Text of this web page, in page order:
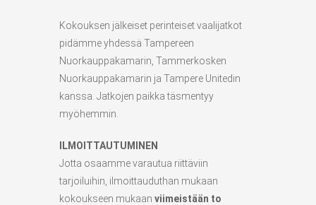
Kokouksen jälkeiset perinteiset vaalijatkot
pidämme yhdessä Tampereen
Nuorkauppakamarin, Tammerkosken
Nuorkauppakamarin ja Tampere Unitedin
kanssa. Jatkojen paikka täsmentyy
myöhemmin.
ILMOITTAUTUMINEN
Jotta osaamme varautua riittäviin
tarjoiluihin, ilmoittauduthan mukaan
kokoukseen mukaan viimeistään to